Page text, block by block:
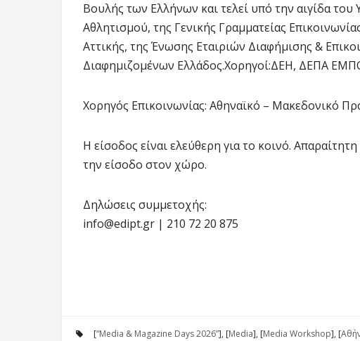
Βουλής των Ελλήνων και τελεί υπό την αιγίδα
Αθλητισμού, της Γενικής Γραμματείας
Αττικής, της Ένωσης Εταιριών Διαφήμισης &
Διαφημιζομένων Ελλάδος.Χορηγοί:ΔΕΗ, ΔΕΠΑ
Χορηγός Επικοινωνίας: Αθηναϊκό – Μακεδονικό
Η είσοδος είναι ελεύθερη για το κοινό.
την είσοδο στον χώρο.
Δηλώσεις συμμετοχής:
info@edipt.gr | 210 72 20 875
[“Media & Magazine Days 2026”], [Media], [Media Workshop], [